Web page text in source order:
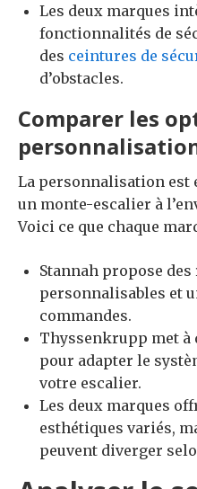
Les deux marques
fonctionnalités de
des ceintures de
d’obstacles.
Comparer les
La personnalisation est
un monte-escalier à
Voici ce que chaque
Stannah propose
personnalisables et
commandes.
Thyssenkrupp met
pour adapter le
votre escalier.
Les deux marques
esthétiques variés,
peuvent diverger